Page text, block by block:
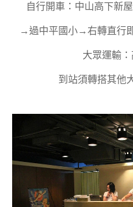
自行開車：中山高下新
→過中平國小→右轉直行
大眾運輸：
到站須轉搭其他